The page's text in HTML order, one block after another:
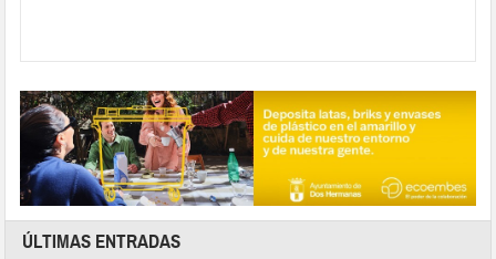
ÚLTIMAS ENTRADAS